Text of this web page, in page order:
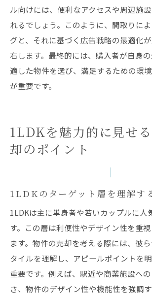
ル向けには、便利なアクセスや周辺施
れるでしょう。このように、間取りに
グと、それに基づく広告戦略の最適化
右します。最終的には、購入者が自身
適した物件を選び、満足するための環
が重要です。
1LDKを魅力的に見せ
却のポイント
1LDKのターゲット層を理解す
1LDKは主に単身者や若いカップルに人
す。この層は利便性やデザイン性を重
ます。物件の売却を考える際には、彼
タイルを理解し、アピールポイントを
重要です。例えば、駅近や商業施設へ
さ、物件のデザイン性や機能性を強調